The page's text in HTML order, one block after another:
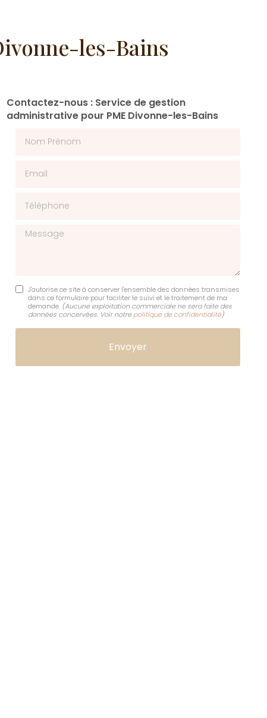
les-Bains
Contactez-nous : Service de gestion
administrative pour PME Divonne-les-Bains
Message
J'autorise ce site à conserver l'ensemble des données transmises
dans ce formulaire pour faciliter le suivi et le traitement de ma
demande. (Aucune exploitation commerciale ne sera faite des
données concervées. Voir notre politique de confidentialité)